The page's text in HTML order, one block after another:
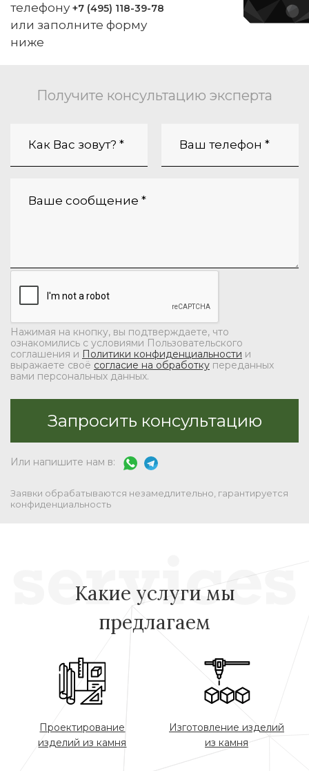
телефону +7 (495) 118-39-78
или заполните форму
ниже
Получите консультацию эксперта
Нажимая на кнопку, вы подтверждаете, что
ознакомились с условиями Пользовательского
соглашения и Политики конфиденциальности и
выражаете своё согласие на обработкупереданных
вами персональных данных.
Или напишите нам в:
Заявки обрабатываются незамедлительно, гарантируется
конфиденциальность
Какие услуги мы
предлагаем
Проектирование
изделий из камня
Изготовление изделий
из камня